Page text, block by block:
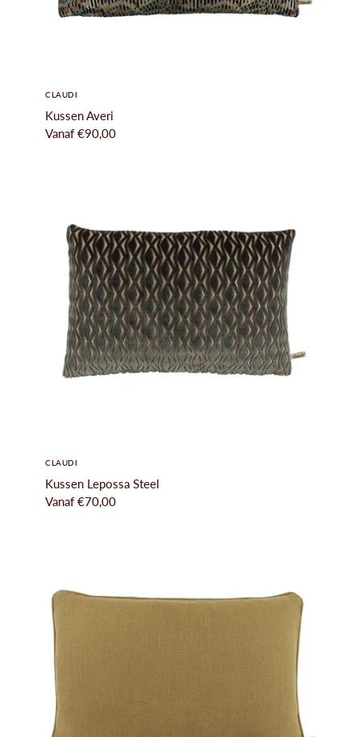
CLAUDI
Kussen Averi
Vanaf €90,00
CLAUDI
Kussen Lepossa Steel
Vanaf €70,00